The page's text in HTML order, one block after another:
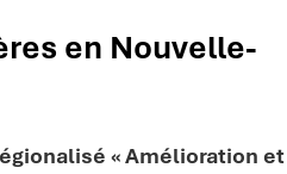
en Nouvelle-
« Amélioration et